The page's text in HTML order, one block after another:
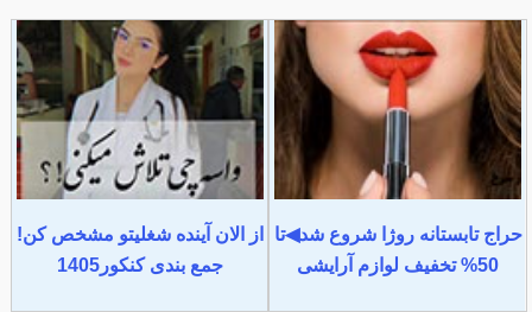
حراج تابستانه روژا شروع شد◀تا
50% تخفیف لوازم آرایشی
از الان آینده شغلیتو مشخص کن!
جمع بندی کنکور1405